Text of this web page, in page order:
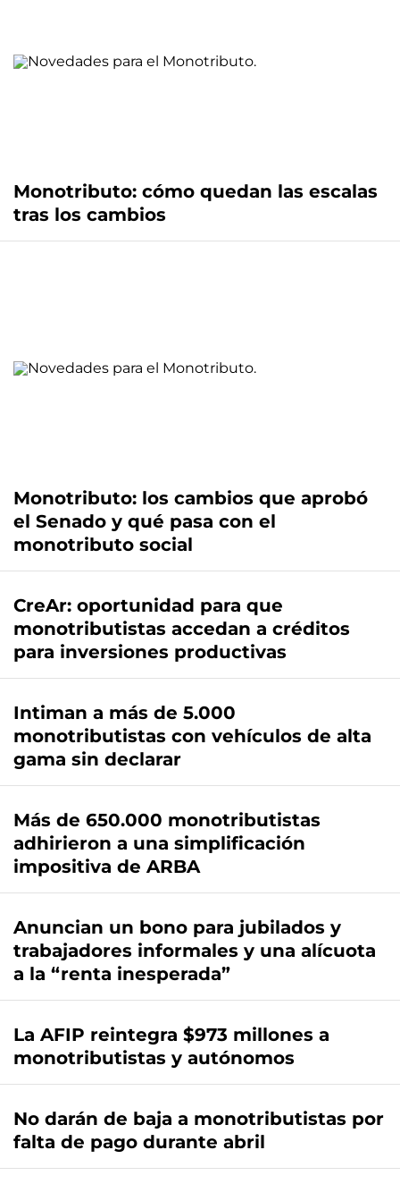
Monotributo: cómo quedan las escalas
tras los cambios
Monotributo: los cambios que aprobó
el Senado y qué pasa con el
monotributo social
CreAr: oportunidad para que
monotributistas accedan a créditos
para inversiones productivas
Intiman a más de 5.000
monotributistas con vehículos de alta
gama sin declarar
Más de 650.000 monotributistas
adhirieron a una simplificación
impositiva de ARBA
Anuncian un bono para jubilados y
trabajadores informales y una alícuota
a la “renta inesperada”
La AFIP reintegra $973 millones a
monotributistas y autónomos
No darán de baja a monotributistas por
falta de pago durante abril